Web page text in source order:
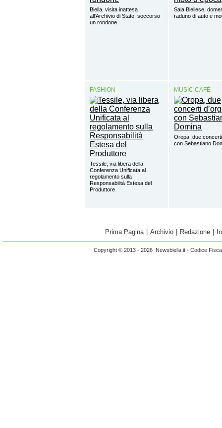
Biella, visita inattesa
all'Archivio di Stato: soccorso
un rondone
Sala Biellese,
raduno di auto e
FASHION
Tessile, via libera della
Conferenza Unificata al
regolamento sulla
Responsabilità Estesa del
Produttore
MUSIC CAFÈ
Oropa, due concerti
con Sebastiano
Prima Pagina Archivio Redazione
Copyright © 2013 - 2026 Newsbiella.it - Codice